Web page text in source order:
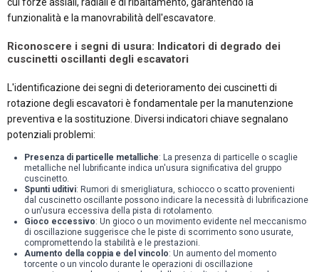
funzionalità e la manovrabilità dell'escavatore.
Riconoscere i segni di usura: Indicatori di degrado dei
cuscinetti oscillanti degli escavatori
L'identificazione dei segni di deterioramento dei cuscinetti di
rotazione degli escavatori è fondamentale per la manutenzione
preventiva e la sostituzione. Diversi indicatori chiave segnalano
potenziali problemi:
Presenza di particelle metalliche: La presenza di particelle o scaglie
metalliche nel lubrificante indica un'usura significativa del gruppo
cuscinetto.
Spunti uditivi: Rumori di smerigliatura, schiocco o scatto provenienti
dal cuscinetto oscillante possono indicare la necessità di lubrificazione
o un'usura eccessiva della pista di rotolamento.
Gioco eccessivo: Un gioco o un movimento evidente nel meccanismo
di oscillazione suggerisce che le piste di scorrimento sono usurate,
compromettendo la stabilità e le prestazioni.
Aumento della coppia e del vincolo: Un aumento del momento
torcente o un vincolo durante le operazioni di oscillazione